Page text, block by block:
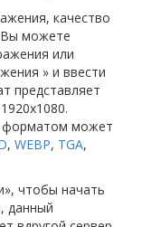
качество
Вы можете
или
» и ввести
представляет
форматом может
, WEBP, TGA,
чтобы начать
данный